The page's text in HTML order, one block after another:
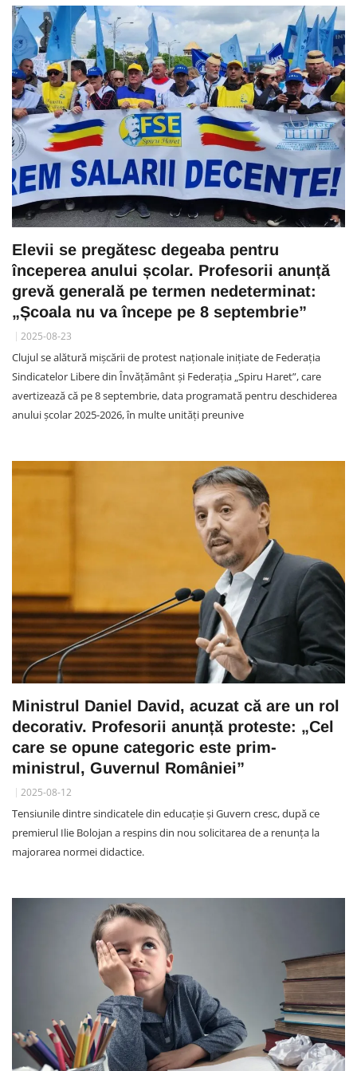
Elevii se pregătesc degeaba pentru
începerea anului școlar. Profesorii anunță
grevă generală pe termen nedeterminat:
„Școala nu va începe pe 8 septembrie”
2025-08-23
Clujul se alătură mișcării de protest naționale inițiate de Federația
Sindicatelor Libere din Învățământ și Federația „Spiru Haret”, care
avertizează că pe 8 septembrie, data programată pentru deschiderea
anului școlar 2025-2026, în multe unități preunive
Ministrul Daniel David, acuzat că are un rol
decorativ. Profesorii anunță proteste: „Cel
care se opune categoric este prim-
ministrul, Guvernul României”
2025-08-12
Tensiunile dintre sindicatele din educație și Guvern cresc, după ce
premierul Ilie Bolojan a respins din nou solicitarea de a renunța la
majorarea normei didactice.